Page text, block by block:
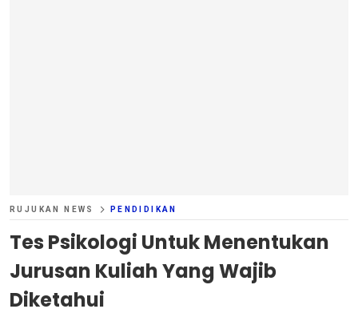
RUJUKAN NEWS PENDIDIKAN
Tes Psikologi Untuk Menentukan
Jurusan Kuliah Yang Wajib
Diketahui